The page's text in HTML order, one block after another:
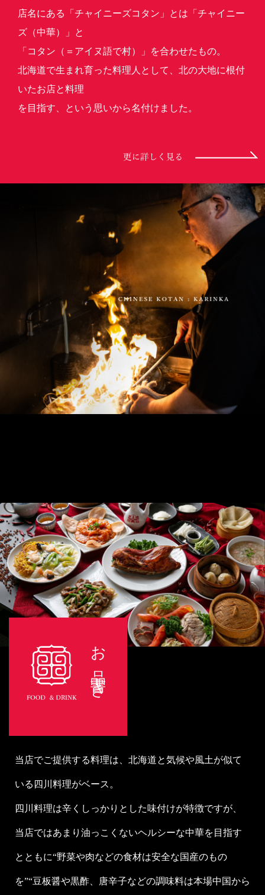
店名にある「チャイニーズコタン」とは「チャイニー
ズ（中華）」と
「コタン（＝アイヌ語で村）」を合わせたもの。
北海道で生まれ育った料理人として、北の大地に根付
いたお店と料理
を目指す、という思いから名付けました。
お品書き
当店でご提供する料理は、北海道と気候や風土が似て
いる四川料理がベース。
四川料理は辛くしっかりとした味付けが特徴ですが、
当店ではあまり油っこくないヘルシーな中華を目指す
とともに“野菜や肉などの食材は安全な国産のもの
を”“豆板醤や黒酢、唐辛子などの調味料は本場中国から